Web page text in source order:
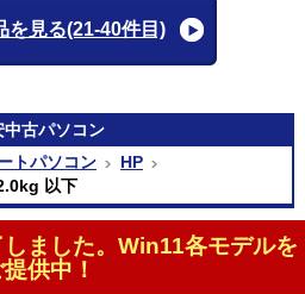
を見る(21-40件目)
中古パソコン
トパソコン
HP
以下
ました。Win11各モデルを
提供中！